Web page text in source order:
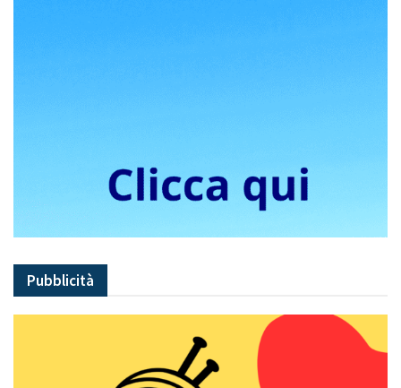
Pubblicità